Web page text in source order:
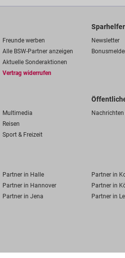
Freunde werben
Alle BSW-Partner anzeigen
Aktuelle Sonderaktionen
Vertrag widerrufen
Sparhelfer
Newsletter
Multimedia
Reisen
Sport & Freizeit
Nachrichten
Partner in Halle Partner in
Partner in Hannover Partner in
Partner in Jena Partner in